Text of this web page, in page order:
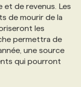
de revenus. Les
de mourir de la
les
permettra de
une source
qui pourront